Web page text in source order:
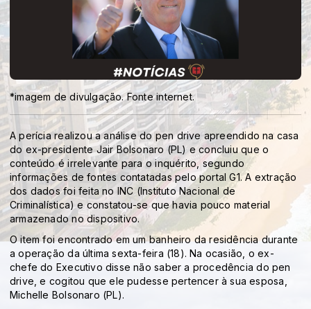
*imagem de divulgação. Fonte internet.
A perícia realizou a análise do pen drive apreendido na casa
do ex-presidente Jair Bolsonaro (PL) e concluiu que o
conteúdo é irrelevante para o inquérito, segundo
informações de fontes contatadas pelo portal G1. A extração
dos dados foi feita no INC (Instituto Nacional de
Criminalística) e constatou-se que havia pouco material
armazenado no dispositivo.
O item foi encontrado em um banheiro da residência durante
a operação da última sexta-feira (18). Na ocasião, o ex-
chefe do Executivo disse não saber a procedência do pen
drive, e cogitou que ele pudesse pertencer à sua esposa,
Michelle Bolsonaro (PL).